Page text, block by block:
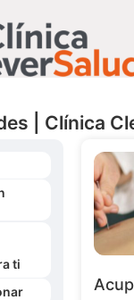
| Clínica
ti